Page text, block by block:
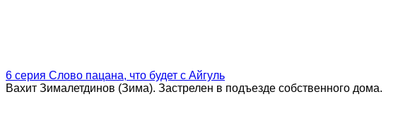
6 серия Слово пацана, что будет с Айгуль
Вахит Зималетдинов (Зима). Застрелен в подъезде собственного дома.